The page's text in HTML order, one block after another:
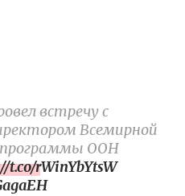
встречу с
Всемирной
программы ООН
t.co/rWinYbYtsW